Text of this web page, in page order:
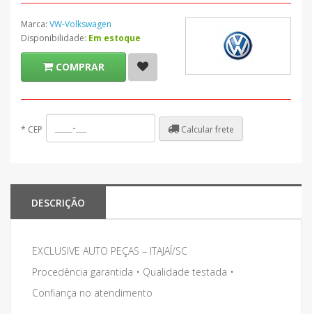
Marca: VW-Volkswagen
Disponibilidade: Em estoque
COMPRAR
* CEP Calcular frete
DESCRIÇÃO
EXCLUSIVE AUTO PEÇAS – ITAJAÍ/SC
Procedência garantida • Qualidade testada •
Confiança no atendimento